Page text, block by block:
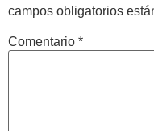
campos obligatorios
Comentario *